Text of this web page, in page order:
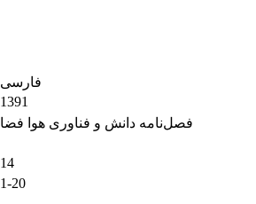
فارسی
1391
فصل‌نامه دانش و فناوری هوا فضا
14
1-20